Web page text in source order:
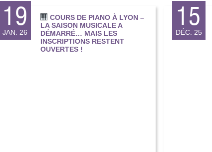
19
JAN. 26
COURS DE PIANO À LYON –
LA SAISON MUSICALE A
DÉMARRÉ… MAIS LES
INSCRIPTIONS RESTENT
OUVERTES !
15
DÉC. 25